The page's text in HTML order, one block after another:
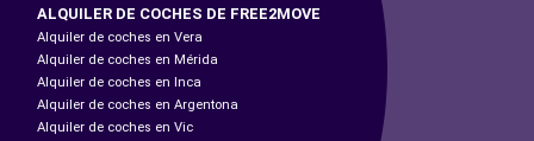
ALQUILER DE COCHES DE FREE2MOVE
Alquiler de coches en Vera
Alquiler de coches en Mérida
Alquiler de coches en Inca
Alquiler de coches en Argentona
Alquiler de coches en Vic